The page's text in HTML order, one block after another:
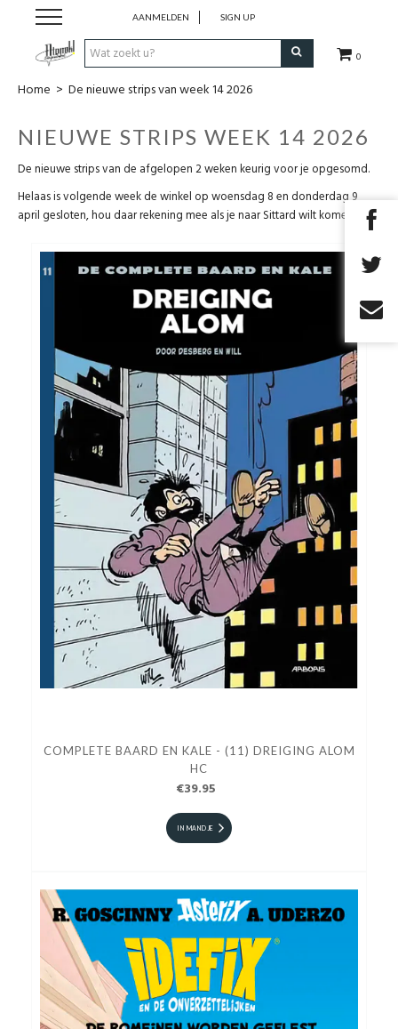
0
AANMELDEN SIGN UP
Strips
Comics
Nieuwsberichten
Home > De nieuwe strips van week 14 2026
NIEUWE STRIPS WEEK 14 2026
De nieuwe strips van de afgelopen 2 weken keurig voor je opgesomd.
Helaas is volgende week de winkel op woensdag 8 en donderdag 9
april gesloten, hou daar rekening mee als je naar Sittard wilt komen.
COMPLETE BAARD EN KALE - (11) DREIGING ALOM
HC
€39.95
IN MANDJE